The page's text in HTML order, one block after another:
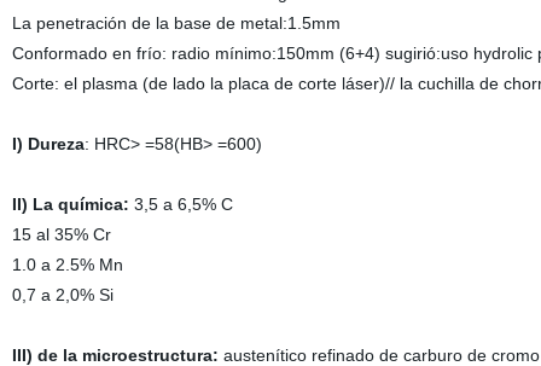
La penetración de la base de metal:1.5mm
Conformado en frío: radio mínimo:150mm (6+4) sugirió:uso hydrolic
Corte: el plasma (de lado la placa de corte láser)// la cuchilla de
I) Dureza: HRC> =58(HB> =600)
II) La química: 3,5 a 6,5% C
15 al 35% Cr
1.0 a 2.5% Mn
0,7 a 2,0% Si
III) de la microestructura: austenítico refinado de carburo de